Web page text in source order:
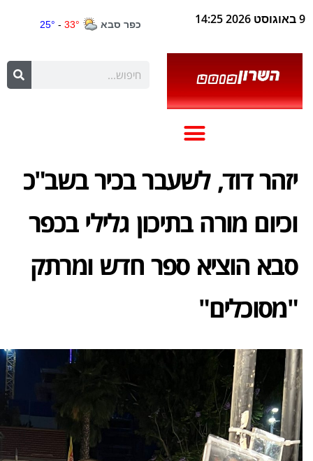
9 באוגוסט 2026 14:25
יזהר דוד, לשעבר בכיר בשב"כ
וכיום מורה בתיכון גלילי בכפר
סבא הוציא ספר חדש ומרתק
"מסוכלים"